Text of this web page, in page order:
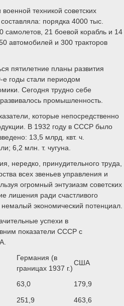
техникой советских
порядка 4000 тыс.
самолетов, 21 боевой корабль и 14
автомобилей и 300 тракторов
пятилетние планы развития
е годы стали периодом
Сегодня трудно себе
промышленность.
которые непосредственно
В 1932 году в СССР было
13,5 млрд. квт. ч.
6,2 млн. т. чугуна.
нередко, принудительного труда,
всех звеньев управления и
огромный энтузиазм советских
лишения ради счастливого
экономический потенциал.
успехи в
показатели СССР с
Германия (в
границах 1937 г.)
США
63,0
179,9
251,9
463,6